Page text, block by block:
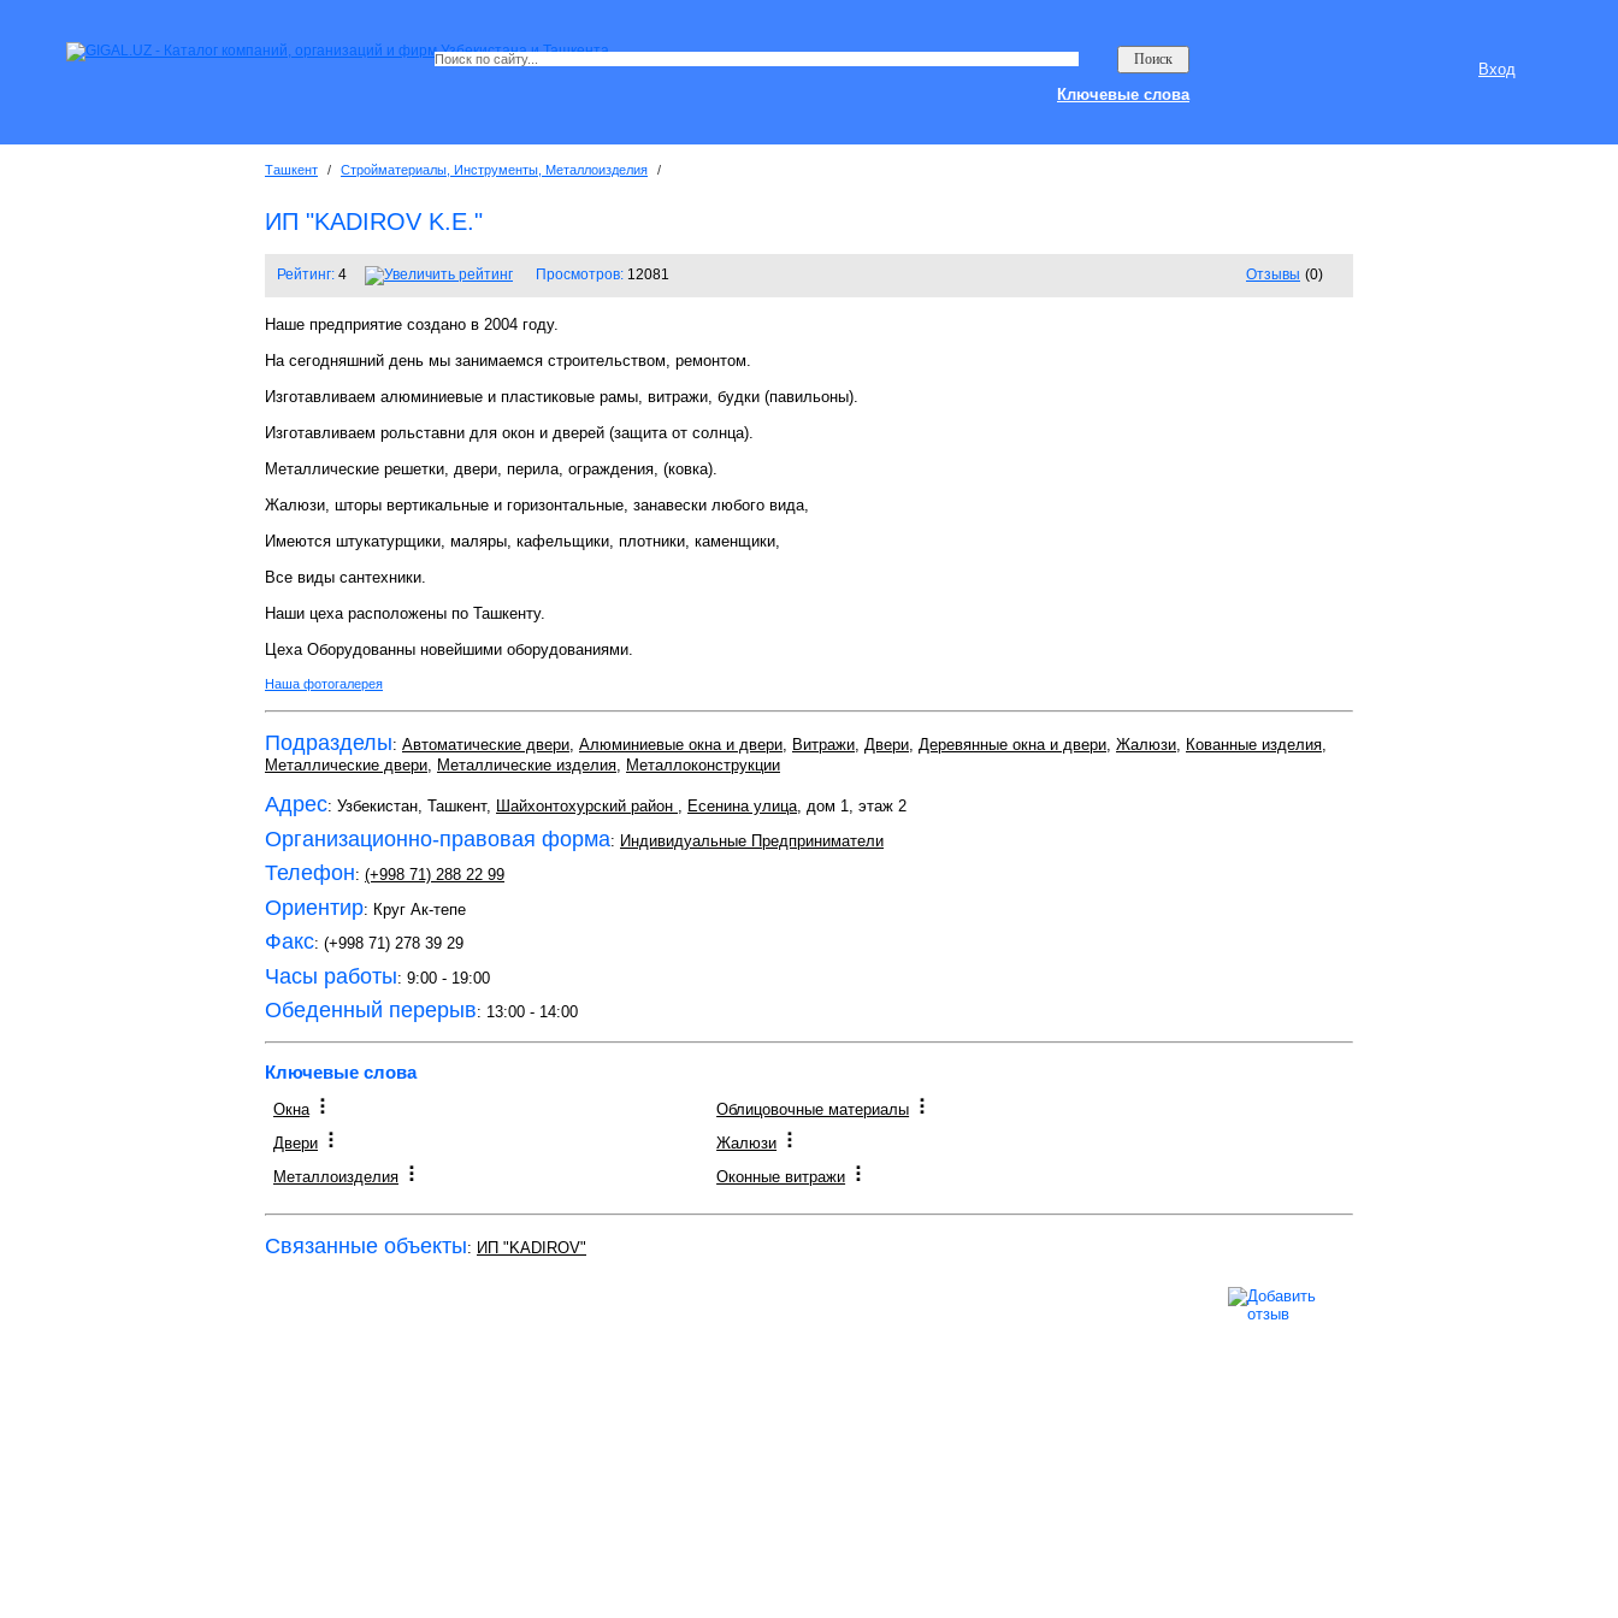
Вход
Ключевые слова
Ташкент / Стройматериалы, Инструменты, Металлоизделия /
ИП "KADIROV K.E."
Рейтинг: 4 Просмотров: 12081 Отзывы (0)
Наше предприятие создано в 2004 году.
На сегодняшний день мы занимаемся строительством, ремонтом.
Изготавливаем алюминиевые и пластиковые рамы, витражи, будки (павильоны).
Изготавливаем рольставни для окон и дверей (защита от солнца).
Металлические решетки, двери, перила, ограждения, (ковка).
Жалюзи, шторы вертикальные и горизонтальные, занавески любого вида,
Имеются штукатурщики, маляры, кафельщики, плотники, каменщики,
Все виды сантехники.
Наши цеха расположены по Ташкенту.
Цеха Оборудованны новейшими оборудованиями.
Наша фотогалерея
Подразделы: Автоматические двери, Алюминиевые окна и двери, Витражи, Двери, Деревянные окна и двери, Жалюзи, Кованные изделия,
Металлические двери, Металлические изделия, Металлоконструкции
Адрес: Узбекистан, Ташкент, Шайхонтохурский район , Есенина улица, дом 1, этаж 2
Организационно-правовая форма: Индивидуальные Предприниматели
Телефон: (+998 71) 288 22 99
Ориентир: Круг Ак-тепе
Факс: (+998 71) 278 39 29
Часы работы: 9:00 - 19:00
Обеденный перерыв: 13:00 - 14:00
Ключевые слова
Окна
Двери
Металлоизделия
Облицовочные материалы
Жалюзи
Оконные витражи
Связанные объекты: ИП "KADIROV"